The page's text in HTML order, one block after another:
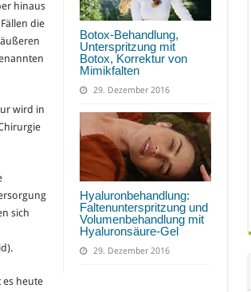
Botox-Behandlung,
Unterspritzung mit
Botox, Korrektur von
Mimikfalten
29. Dezember 2016
Hyaluronbehandlung:
Faltenunterspritzung und
Volumenbehandlung mit
Hyaluronsäure-Gel
29. Dezember 2016
hinaus
die
wird in
sich
heute